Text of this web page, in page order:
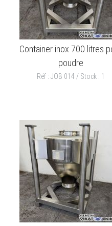
Container inox 700 litres
poudre
Réf : JOB 014 / Stock : 1